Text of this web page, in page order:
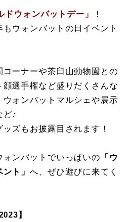
ドウォンバットデー」
！
ウォンバットの日イベント
ーナーや茶臼山動物園との
選手権など盛りだくさんな
ウォンバットマルシェや展示
ど♪
ズもお披露目されます！
ォンバットでいっぱいの 「ウ
ント」へ、ぜひ遊びに来てく
】